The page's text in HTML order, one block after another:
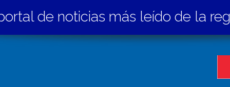
de noticias más leído de la